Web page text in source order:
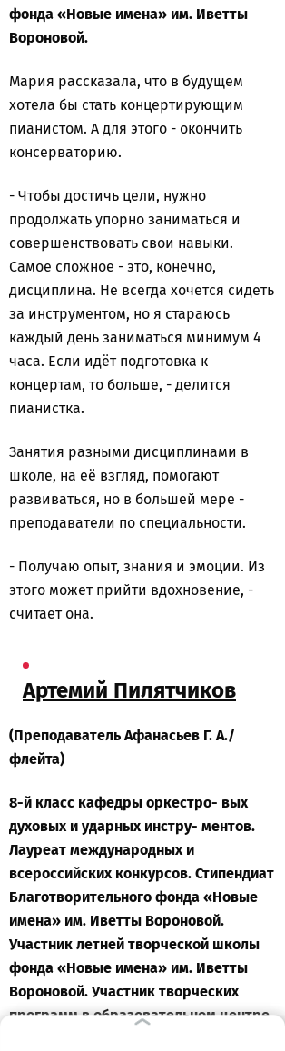
фонда «Новые имена» им. Иветты
Вороновой.
Мария рассказала, что в будущем
хотела бы стать концертирующим
пианистом. А для этого - окончить
консерваторию.
- Чтобы достичь цели, нужно
продолжать упорно заниматься и
совершенствовать свои навыки.
Самое сложное - это, конечно,
дисциплина. Не всегда хочется сидеть
за инструментом, но я стараюсь
каждый день заниматься минимум 4
часа. Если идёт подготовка к
концертам, то больше, - делится
пианистка.
Занятия разными дисциплинами в
школе, на её взгляд, помогают
развиваться, но в большей мере -
преподаватели по специальности.
- Получаю опыт, знания и эмоции. Из
этого может прийти вдохновение, -
считает она.
Артемий Пилятчиков
(Преподаватель Афанасьев Г. А./
флейта)
8-й класс кафедры оркестро- вых
духовых и ударных инстру- ментов.
Лауреат международных и
всероссийских конкурсов. Стипендиат
Благотворительного фонда «Новые
имена» им. Иветты Вороновой.
Участник летней творческой школы
фонда «Новые имена» им. Иветты
Вороновой. Участник творческих
программ в образовательном центре